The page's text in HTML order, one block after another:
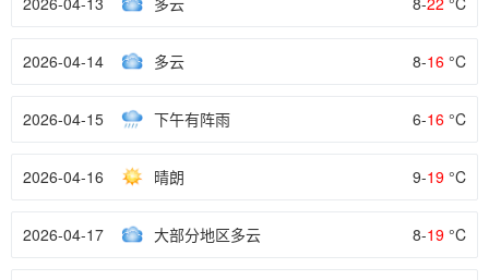
2026-04-14 多云 8-16 °C
2026-04-15 下午有阵雨 6-16 °C
2026-04-16 晴朗 9-19 °C
2026-04-17 大部分地区多云 8-19 °C